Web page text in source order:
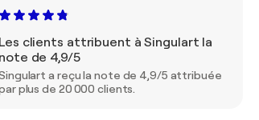
Les clients attribuent à Singulart la
note de 4,9/5
a reçu la note de 4,9/5 attribuée
plus de 20 000 clients.